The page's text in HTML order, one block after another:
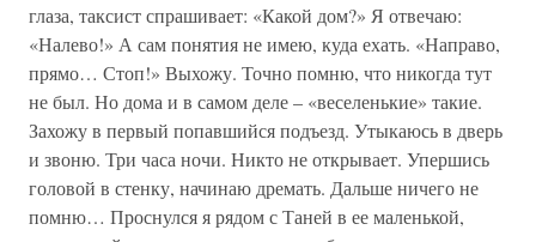
глаза, таксист спрашивает: «Какой дом?» Я отвечаю:
«Налево!» А сам понятия не имею, куда ехать. «Направо,
прямо… Стоп!» Выхожу. Точно помню, что никогда тут
не был. Но дома и в самом деле – «веселенькие» такие.
Захожу в первый попавшийся подъезд. Утыкаюсь в дверь
и звоню. Три часа ночи. Никто не открывает. Упершись
головой в стенку, начинаю дремать. Дальше ничего не
помню… Проснулся я рядом с Таней в ее маленькой,